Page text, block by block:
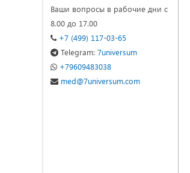
Ваши вопросы в рабочие дни с
8.00 до 17.00
+7 (499) 117-03-65
Telegram: 7universum
+79609483038
med@7universum.com